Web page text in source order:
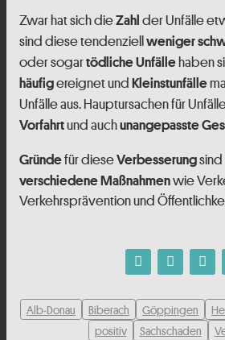
Zwar hat sich dieZahl der Unfälle
sind diese tendenziellweniger
oder sogartödlicheUnfällehaben
häufigereignet und Kleinstunfälle
Unfälle aus. Hauptursachen für
Vorfahrtund auchunangepasste
Gründefür dieseVerbesserungsind
verschiedeneMaßnahmenwie
Verkehrsprävention und
Alb-Donau Biberach Göppingen
positiv
Sachschaden